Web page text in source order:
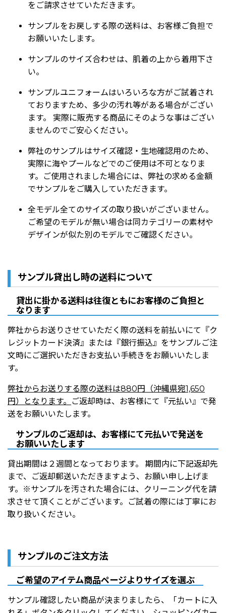
をご請求させていただきます。
サンプルをお戻しする際の送料は、お客様ご負担で
お願いいたします。
サンプルのサイズ合わせは、肌着の上から着用下さ
い。
サンプルユニフォームはいろいろな方がご試着され
ておりますため、多少の汚れ等がある場合がござい
ます。 実際に販売する商品にそのような事はござい
ませんのでご安心ください。
弊社のサンプルはサイズ確認・生地確認用のため、
実際に海やプールなどでのご使用は不可となりま
す。ご使用されました場合には、 弊社の求める金額
でサンプルをご購入していただきます。
全モデル全てのサイズの取り扱いがございません。
ご希望のモデルが無い場合は同カテゴリーの素材や
デザインが似た別のモデルでご確認ください。
サンプル貸出し時の送料について
貸出に掛かる送料は往復ともにお客様のご負担と
なります
弊社からお送りさせていただく際の送料を前払いにて『ク
レジットカード決済』または『銀行振込』をサンプルご注
文時にご選択いただきお支払い手続きをお願いいたしま
す。
弊社からお送りする際の送料は880円（沖縄県宛1,650
円）となります。
ご返却時は、お客様にて『元払い』で発
送をお願いいたします。
サンプルのご返却は、お客様にて元払いで発送を
お願いいたします
貸出期間は２週間となっております。 期間内に下記返却先
まで、ご返却郵送いただきますよう、お願い申し上げま
す。※サンプルを汚された場合には、クリーニング代を請
求させて頂くことがございます。ご試着の際には丁寧にお
取り扱いください。
サンプルのご注文方法
ご希望のアイテム商品ページよりサイズを選ぶ
サンプル確認したい商品が決まりましたら、「カートに入